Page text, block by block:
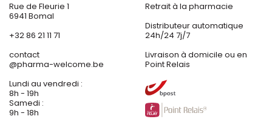
Rue de Fleurie 1
6941 Bomal
+32 86 21 11 71
contact
@pharma-welcome.be
Lundi au vendredi :
8h - 19h
Samedi :
9h - 18h
Retrait à la pharmacie
Distributeur automatique
24h/24 7j/7
Livraison à domicile ou en
Point Relais